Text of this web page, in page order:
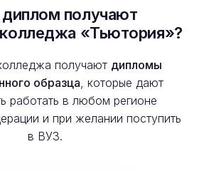
получают
«Тьютория»?
получают дипломы
образца, которые дают
работать в любом регионе
и при желании поступить
в ВУЗ.